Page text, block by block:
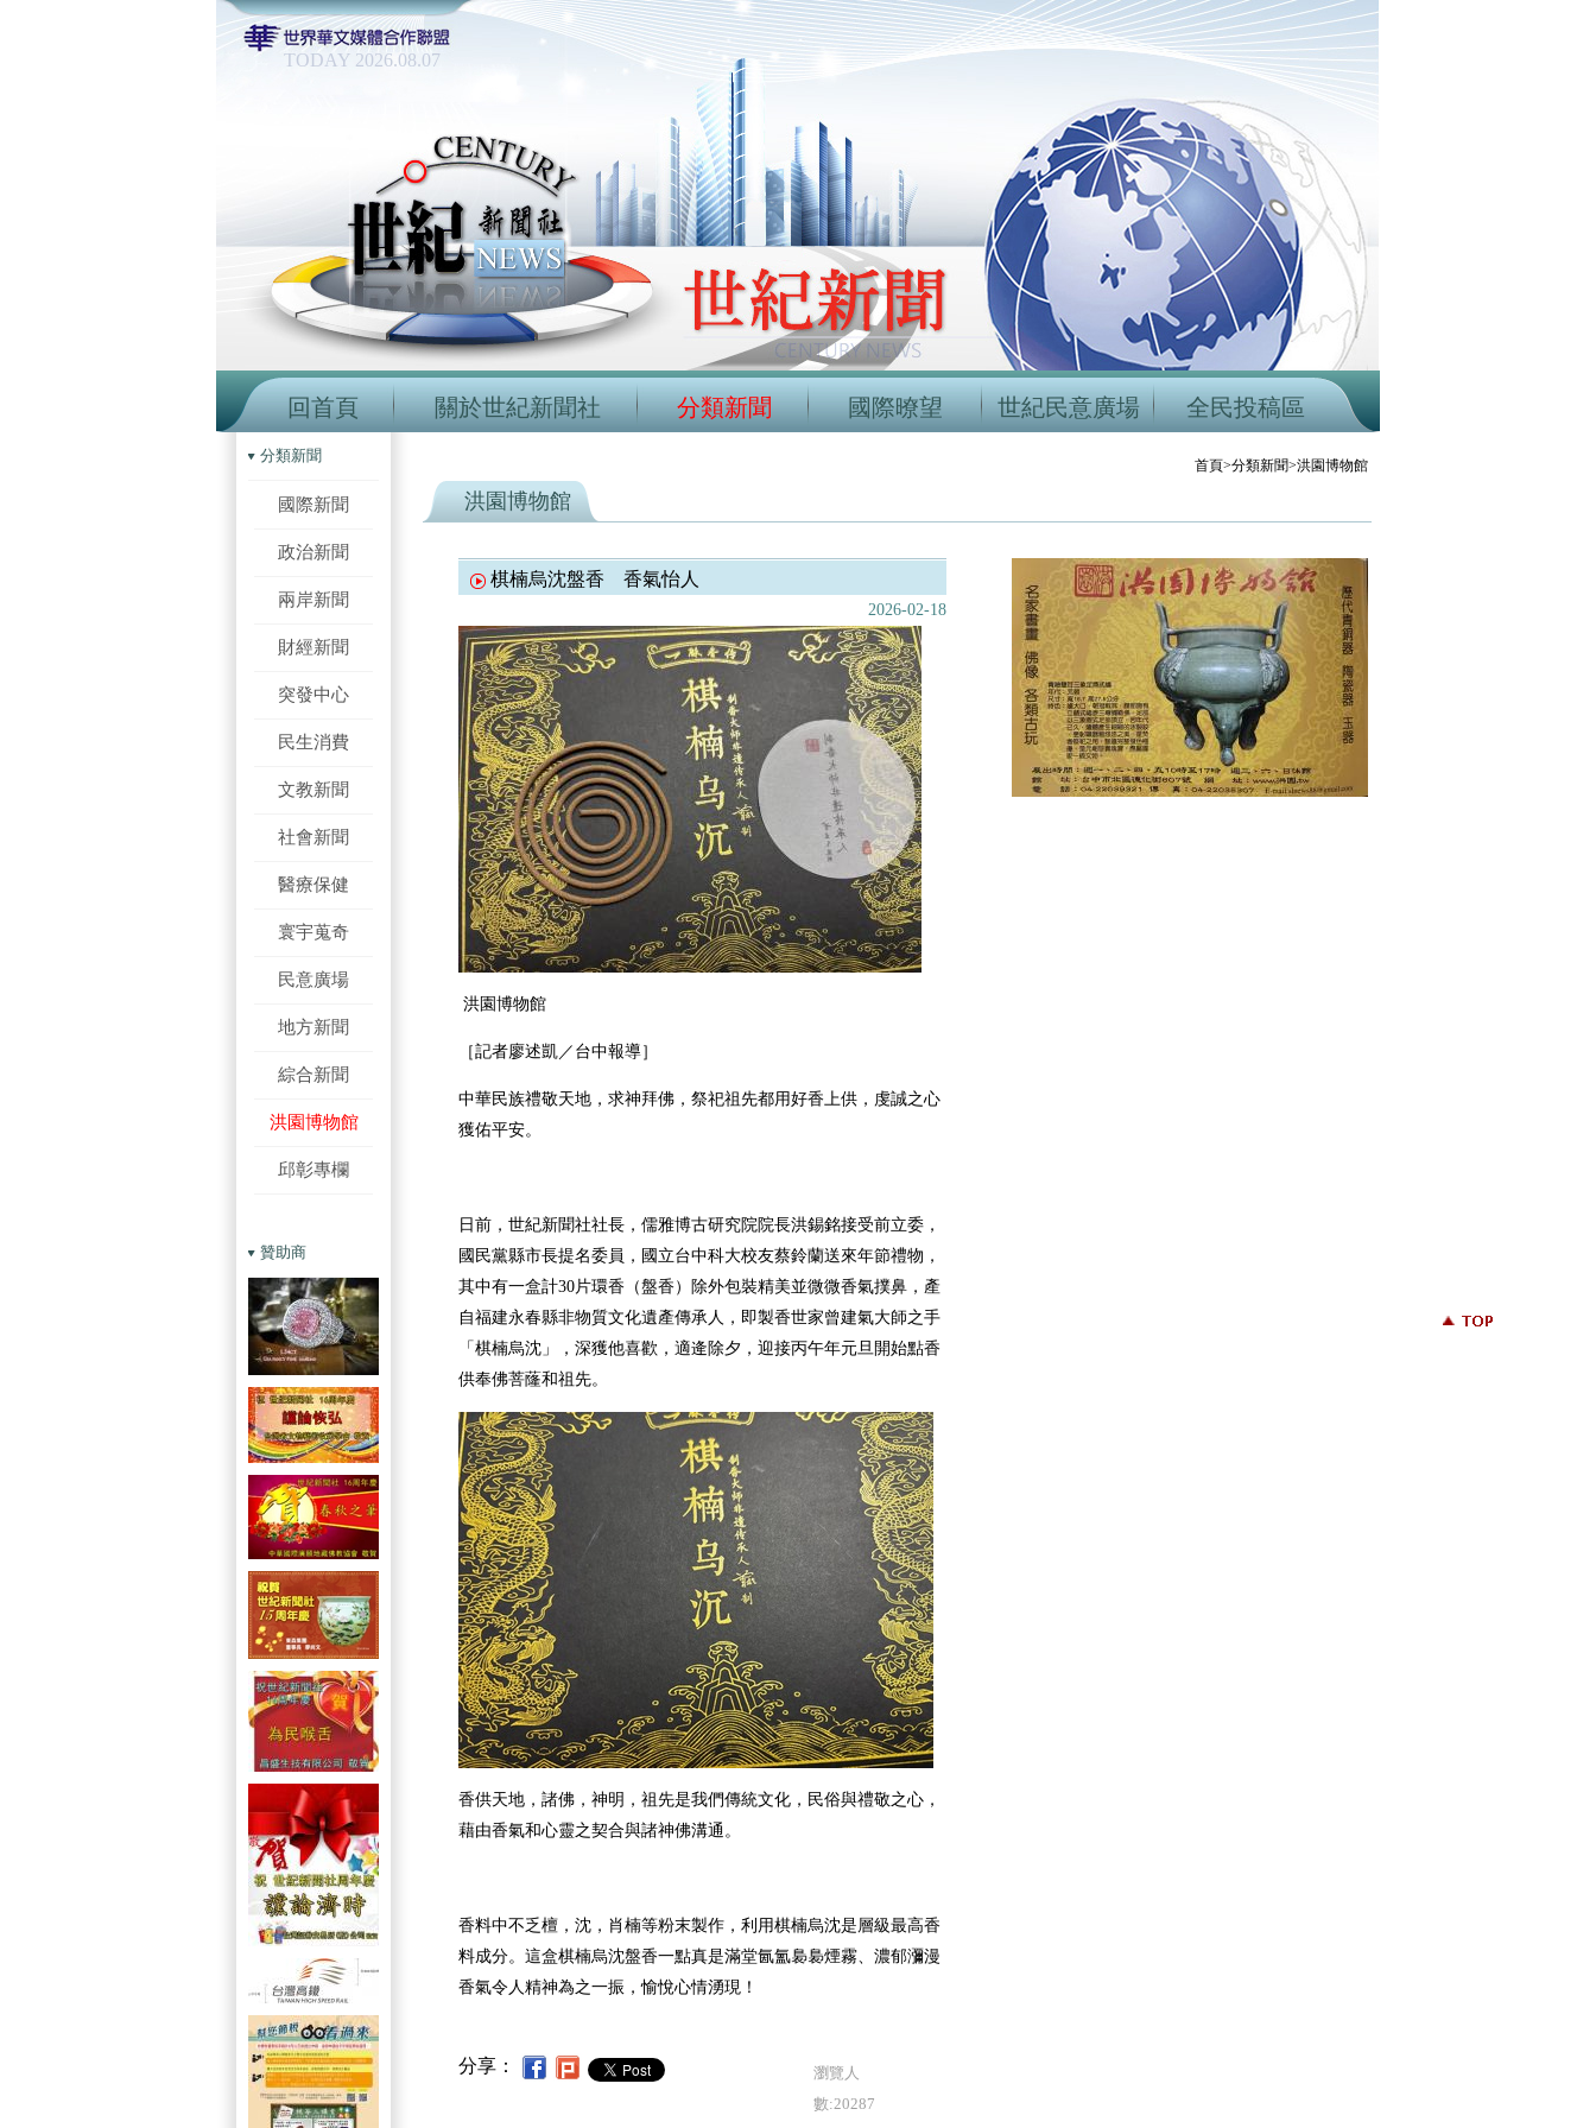
TODAY 2026.08.07
回首頁 關於世紀新聞社 分類新聞 國際暸望 世紀民意廣場 全民投稿區
分類新聞
國際新聞
政治新聞
兩岸新聞
財經新聞
突發中心
民生消費
文教新聞
社會新聞
醫療保健
寰宇蒐奇
民意廣場
地方新聞
綜合新聞
洪園博物館
邱彰專欄
贊助商
首頁>分類新聞>洪園博物館
洪園博物館
棋楠烏沈盤香 香氣怡人
2026-02-18
洪園博物館
［記者廖述凱／台中報導］
中華民族禮敬天地，求神拜佛，祭祀祖先都用好香上供，虔誠之心
獲佑平安。
日前，世紀新聞社社長，儒雅博古研究院院長洪錫銘接受前立委，
國民黨縣市長提名委員，國立台中科大校友蔡鈴蘭送來年節禮物，
其中有一盒計30片環香（盤香）除外包裝精美並微微香氣撲鼻，產
自福建永春縣非物質文化遺產傳承人，即製香世家曾建氣大師之手
「棋楠烏沈」，深獲他喜歡，適逄除夕，迎接丙午年元旦開始點香
供奉佛菩蕯和祖先。
香供天地，諸佛，神明，祖先是我們傳統文化，民俗與禮敬之心，
藉由香氣和心靈之契合與諸神佛溝通。
香料中不乏檀，沈，肖楠等粉末製作，利用棋楠烏沈是層級最高香
料成分。這盒棋楠烏沈盤香一點真是滿堂氤氳裊裊煙霧、濃郁瀰漫
香氣令人精神為之一振，愉悅心情湧現！
分享：
瀏覽人
數:20287